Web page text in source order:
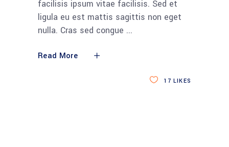
facilisis ipsum vitae facilisis. Sed et
ligula eu est mattis sagittis non eget
nulla. Cras sed congue
Read More
17 LIKES